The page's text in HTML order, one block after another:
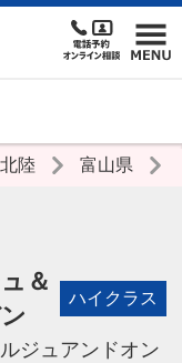
北陸 富山県
＆
ハイクラス
ジュアンドオン